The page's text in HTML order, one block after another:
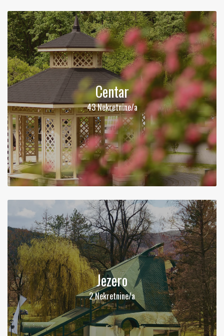
Centar
43 Nekretnine/a
Jezero
2 Nekretnine/a